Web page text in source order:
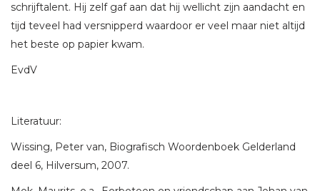
schrijftalent. Hij zelf gaf aan dat hij wellicht zijn aandacht en
tijd teveel had versnipperd waardoor er veel maar niet altijd
het beste op papier kwam.
EvdV
Literatuur:
Wissing, Peter van, Biografisch Woordenboek Gelderland
deel 6, Hilversum, 2007.